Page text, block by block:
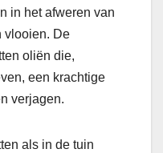
in het afweren van
vlooien. De
oliën die,
een krachtige
verjagen.
als in de tuin